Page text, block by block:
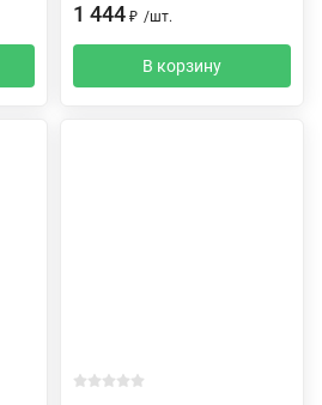
1 444 ₽ /шт.
В корзину